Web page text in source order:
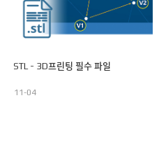
STL - 3D프린팅 필수 파일
11-04